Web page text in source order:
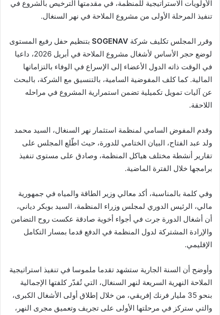
الأولويات الاستراتيجية للمنظمة، في مقدمتها الترخيص بالشروع في
تنفيذ المرحلة الأولى من مشروع الملاحة في نهر السنغال.
وقرر المجلس تكليف شركة SOGENAV بتنظيم حفل رفيع المستوى
لوضع حجر الأساس لأشغال مشروع الملاحة في أبريل 2026، داعيا
في الوقت ذاته الدول الأعضاء إلى الإسراع في الوفاء بالتزاماتها
المالية. كما كلف المفوضية السامية، بالتنسيق مع الشركة، بالبحث
عن آليات تمويل تكميلية تضمن استمرارية المشروع في مراحله
اللاحقة.
وقدم المفوض السامي لمنظمة استثمار نهر السنغال، السيد محمد
ولد عبد الفتاح، البيان الختامي للدورة، حيث اطّلع المجلس على
تقارير أنشطة مختلف هياكل المنظمة، وصادق على مستوى تنفيذ
برامجها خلال الفترة الماضية.
وفي كلمة بالمناسبة، أكد معالي وزير الطاقة والمياه في جمهورية
مالي، الرئيس الدوري لمجلس وزراء المنظمة، السيد بوبكر دياني،
أن أشغال الدورة جرت في أجواء أخوية صادقة عكست روح التضامن
والإرادة المشتركة لدول المنظمة في الدفع قدما بمسار التكامل
الإقليمي.
وأوضح أن السنة الجارية ستشهد تقدما ملموسا في تنفيذ استراتيجية
الملاحة النهرية السريعة لنهر السنغال، التي تُقدّر كلفتها الإجمالية
بنحو 35 مليار فرنك إفريقي، من خلال إطلاق أولى الأشغال الكبرى،
والتي ستركز في مرحلتها الأولى على تجريف وتعميق مجرى النهر،